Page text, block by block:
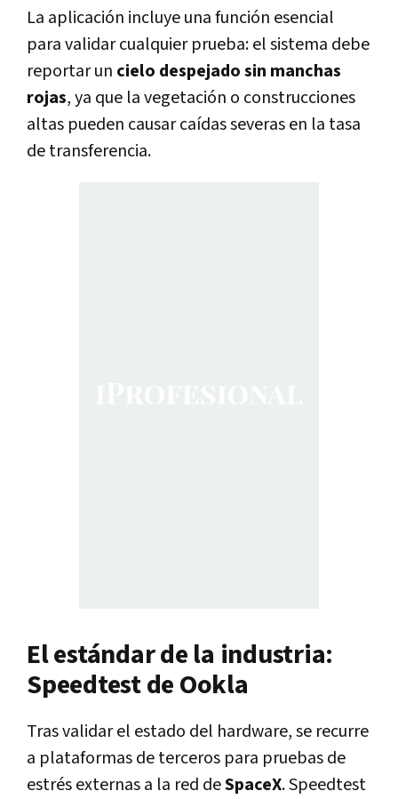
La aplicación incluye una función esencial
para validar cualquier prueba: el sistema debe
reportar un cielo despejado sin manchas
rojas, ya que la vegetación o construcciones
altas pueden causar caídas severas en la tasa
de transferencia.
El estándar de la industria:
Speedtest de Ookla
Tras validar el estado del hardware, se recurre
a plataformas de terceros para pruebas de
estrés externas a la red deSpaceX. Speedtest